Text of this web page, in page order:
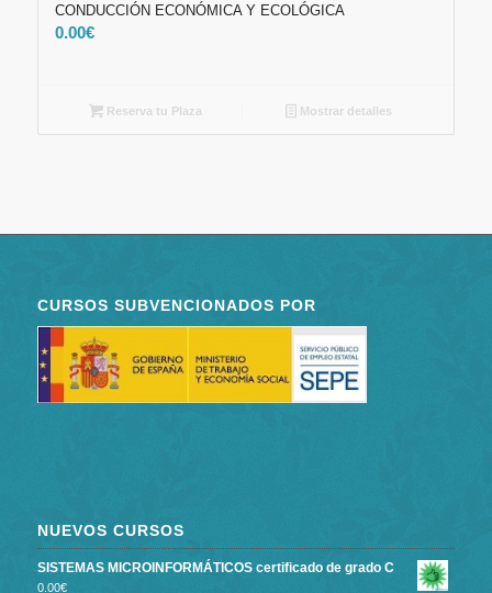
CONDUCCIÓN ECONÓMICA Y ECOLÓGICA
0.00€
Reserva tu Plaza Mostrar detalles
CURSOS SUBVENCIONADOS POR
NUEVOS CURSOS
SISTEMAS MICROINFORMÁTICOS certificado de grado C
0.00€